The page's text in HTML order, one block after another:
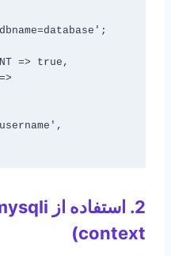
context)